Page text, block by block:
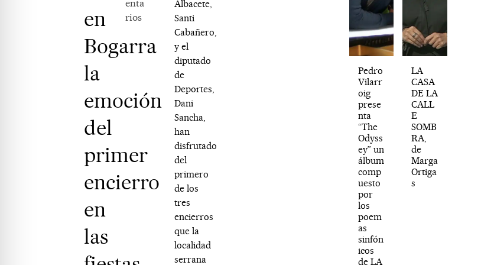
en
Bogarra
la
emoción
del
primer
encierro
en
las
enta
rios
Albacete,
Santi
Cabañero,
y el
diputado
de
Deportes,
Dani
Sancha,
han
disfrutado
del
primero
de los
tres
encierros
que la
localidad
serrana
Pedro
Vilarr
oig
prese
nta
“The
Odyss
ey” un
álbum
comp
uesto
por
los
poem
as
sinfón
icos
de LA
LA
CASA
DE LA
CALL
E
SOMB
RA,
de
Marga
Ortiga
s